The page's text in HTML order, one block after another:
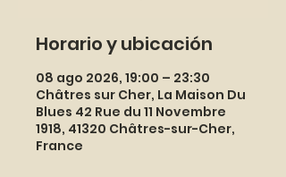
Horario y ubicación
08 ago 2026, 19:00 – 23:30
Châtres sur Cher, La Maison Du
Blues 42 Rue du 11 Novembre
1918, 41320 Châtres-sur-Cher,
France